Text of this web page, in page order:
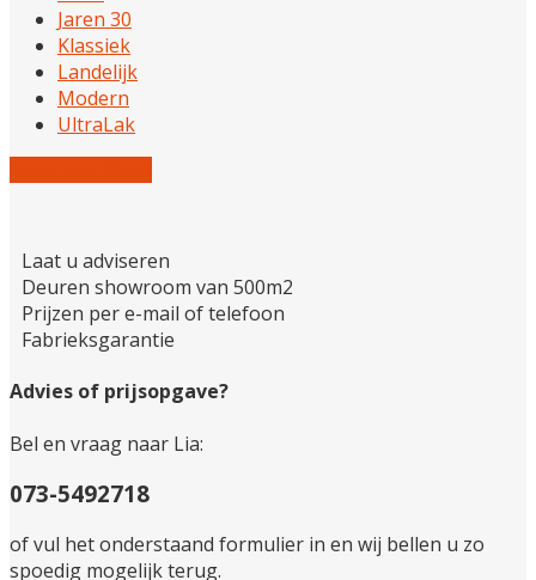
Jaren 30
Klassiek
Landelijk
Modern
UltraLak
Laat u adviseren
Deuren showroom van 500m2
Prijzen per e-mail of telefoon
Fabrieksgarantie
Advies of prijsopgave?
Bel en vraag naar Lia:
073-5492718
of vul het onderstaand formulier in en wij bellen u zo
spoedig mogelijk terug.